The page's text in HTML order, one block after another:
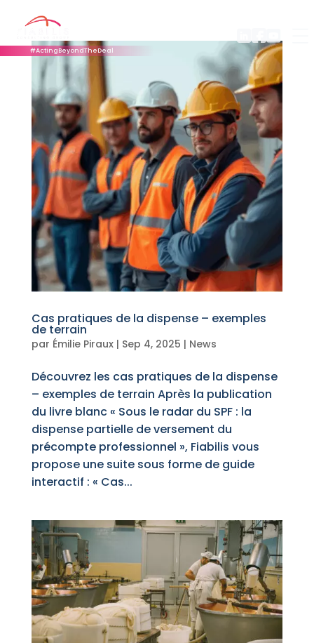
#ActingBeyondTheDeal
Cas pratiques de la dispense – exemples
de terrain
par Émilie Piraux| Sep 4, 2025 | News
Découvrez les cas pratiques de la dispense
– exemples de terrain Après la publication
du livre blanc « Sous le radar du SPF : la
dispense partielle de versement du
précompte professionnel », Fiabilis vous
propose une suite sous forme de guide
interactif : « Cas...